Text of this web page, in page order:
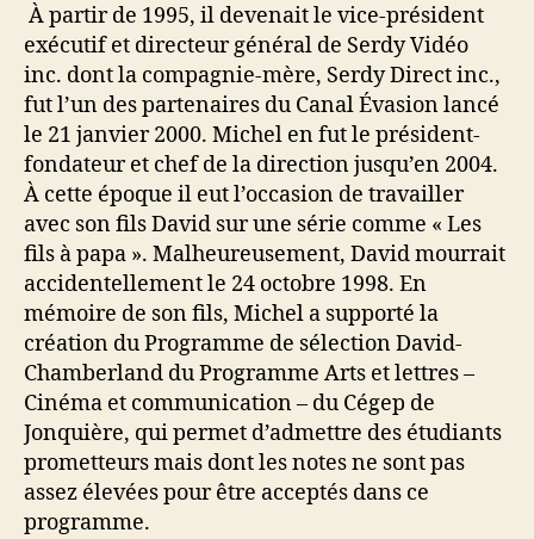
À partir de 1995, il devenait le vice-président
exécutif et directeur général de Serdy Vidéo
inc. dont la compagnie-mère, Serdy Direct inc.,
fut l’un des partenaires du Canal Évasion lancé
le 21 janvier 2000. Michel en fut le président-
fondateur et chef de la direction jusqu’en 2004.
À cette époque il eut l’occasion de travailler
avec son fils David sur une série comme « Les
fils à papa ». Malheureusement, David mourrait
accidentellement le 24 octobre 1998. En
mémoire de son fils, Michel a supporté la
création du Programme de sélection David-
Chamberland du Programme Arts et lettres –
Cinéma et communication – du Cégep de
Jonquière, qui permet d’admettre des étudiants
prometteurs mais dont les notes ne sont pas
assez élevées pour être acceptés dans ce
programme.